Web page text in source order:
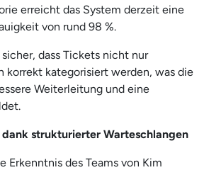
erreicht das System derzeit eine
von rund 98 %.
dass Tickets nicht nur
korrekt kategorisiert werden, was die
Weiterleitung und eine
dank strukturierter Warteschlangen
Erkenntnis des Teams von Kim